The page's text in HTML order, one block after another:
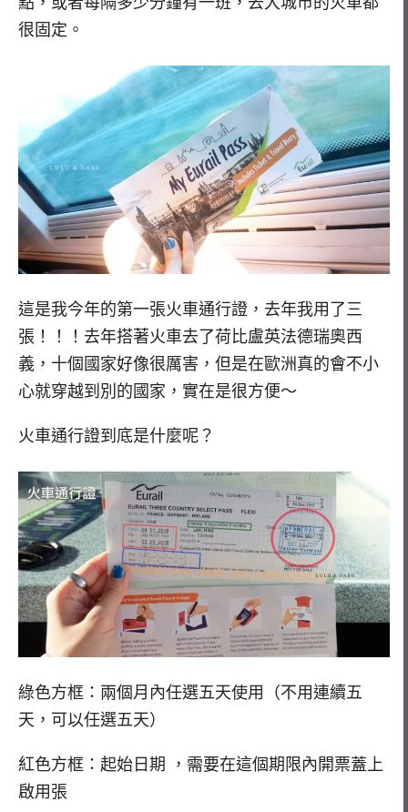
很固定。
這是我今年的第一張火車通行證，去年我用了三
張！！！去年搭著火車去了荷比盧英法德瑞奧西
義，十個國家好像很厲害，但是在歐洲真的會不小
心就穿越到別的國家，實在是很方便～
火車通行證到底是什麼呢？
綠色方框：兩個月內任選五天使用（不用連續五
天，可以任選五天）
紅色方框：起始日期 ，需要在這個期限內開票蓋上
啟用張